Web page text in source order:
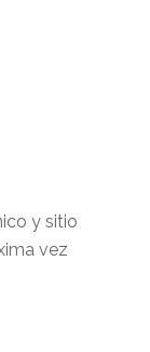
y sitio
vez